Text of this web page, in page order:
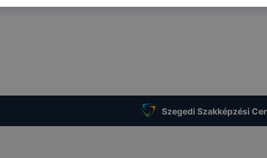
Szegedi Szakképzési
ismét meglátogatja oldalunkat, honlap fejlesztése.
tudja kikapcsolni a cookie-kat? Minden modern
beállításának a változtatását. A legtöbb böngésző
automatikusan elfogadja a cookie-kat, de ezek
megakadályozása vagy törlése által előfordulhat, hogy
lesznek képesek honlapunk funkcióinak teljes körű
tervezettől eltérően fog működni böngészőjében.